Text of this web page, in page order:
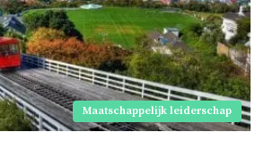
Maatschappelijk leiderschap